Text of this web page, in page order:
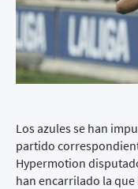
Los azules se han
partido
Hypermotion
han encarrilado la